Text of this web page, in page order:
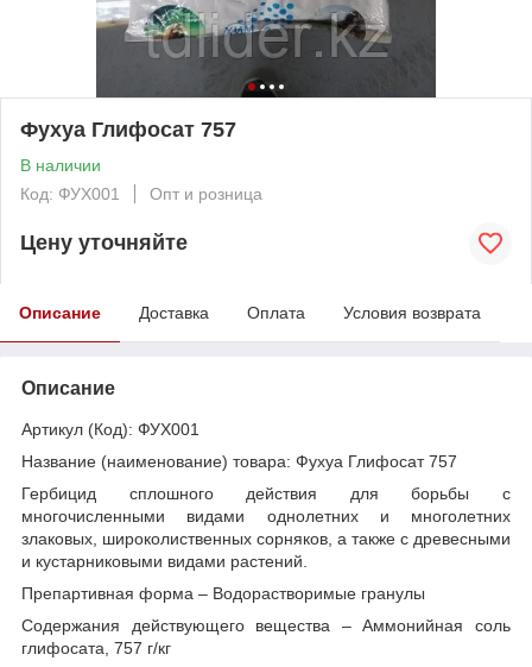
Фухуа Глифосат 757
В наличии
Код: ФУХ001
Опт и розница
Цену уточняйте
Описание Доставка Оплата Условия возврата
Описание
Артикул (Код): ФУХ001
Название (наименование) товара: Фухуа Глифосат 757
Гербицид сплошного действия для борьбы с
многочисленными видами однолетних и многолетних
злаковых, широколиственных сорняков, а также с древесными
и кустарниковыми видами растений.
Препартивная форма – Водорастворимые гранулы
Содержания действующего вещества –Аммонийная соль
глифосата, 757 г/кг